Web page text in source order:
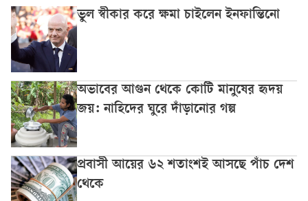
ভুল স্বীকার করে ক্ষমা চাইলেন ইনফান্তিনো
অভাবের আগুন থেকে কোটি মানুষের হৃদয়
জয়: নাহিদের ঘুরে দাঁড়ানোর গল্প
প্রবাসী আয়ের ৬২ শতাংশই আসছে পাঁচ দেশ
থেকে